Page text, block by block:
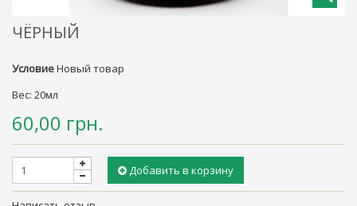
ЧЁРНЫЙ
УсловиеНовый товар
Вес: 20мл
60,00 грн.
Добавить в корзину